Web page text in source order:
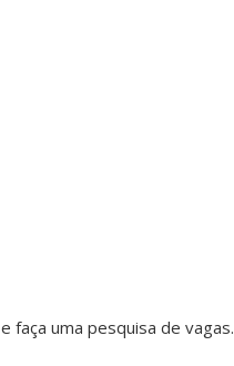
e faça uma pesquisa de vagas.